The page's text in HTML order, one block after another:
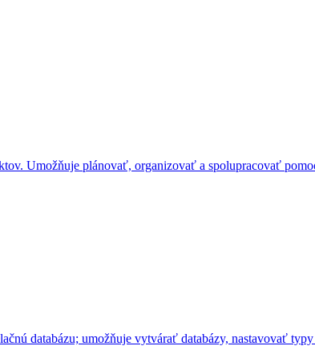
Umožňuje plánovať, organizovať a spolupracovať
databázu; umožňuje vytvárať databázy, nastavovať